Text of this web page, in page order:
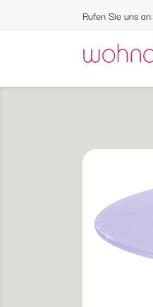
Rufen Sie uns an: